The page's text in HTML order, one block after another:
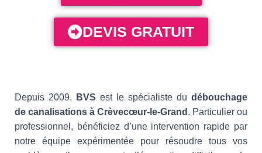
DEVIS GRATUIT
Depuis 2009, BVS est le spécialiste du débouchage
de canalisations à Crèvecœur-le-Grand . Particulier ou
professionnel, bénéficiez d’une intervention rapide par
notre équipe expérimentée pour résoudre tous vos